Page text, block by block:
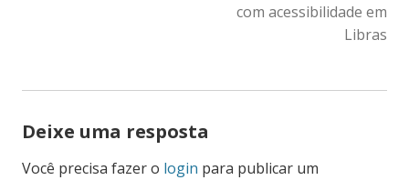
com acessibilidade em
Libras
Deixe uma resposta
Você precisa fazer o login para publicar um